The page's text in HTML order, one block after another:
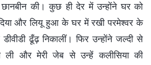
की। कुछ ही देर में उन्होंने घर को
और लियू हुआ के घर में रखी परमेश्वर के
ढूँढ़ निकालीं। फिर उन्होंने जल्दी से
ली और मेरी जेब से उन्हें कलीसिया की